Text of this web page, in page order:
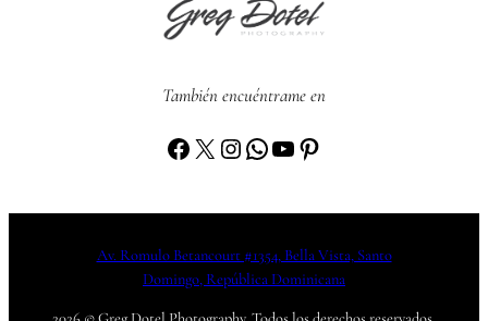
También encuéntrame en
Facebook X Instagram WhatsApp YouTube Pinterest
Av. Romulo Betancourt #1354, Bella Vista, Santo
Domingo, República Dominicana